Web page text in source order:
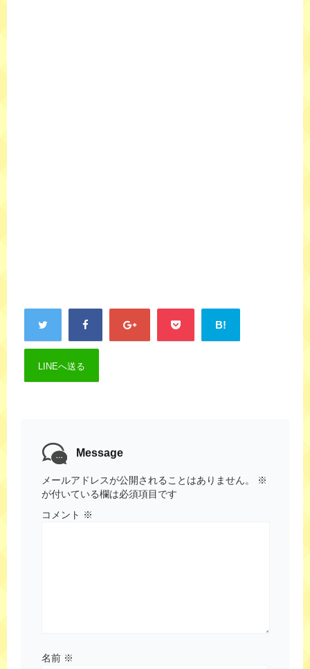
B!
LINEへ送る
Message
メールアドレスが公開されることはありません。
※
が付いている欄は必須項目です
コメント ※
名前 ※